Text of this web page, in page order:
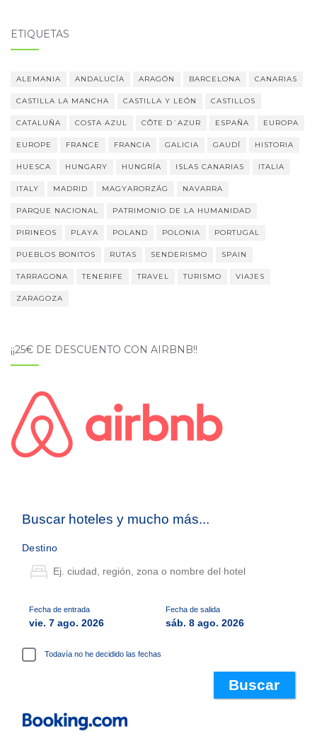
ETIQUETAS
ALEMANIA ANDALUCÍA ARAGÓN BARCELONA CANARIAS
CASTILLA LA MANCHA CASTILLA Y LEÓN CASTILLOS
CATALUÑA COSTA AZUL CÔTE D´AZUR ESPAÑA EUROPA
EUROPE FRANCE FRANCIA GALICIA GAUDÍ HISTORIA
HUESCA HUNGARY HUNGRÍA ISLAS CANARIAS ITALIA
ITALY MADRID MAGYARORZÁG NAVARRA
PARQUE NACIONAL PATRIMONIO DE LA HUMANIDAD
PIRINEOS PLAYA POLAND POLONIA PORTUGAL
PUEBLOS BONITOS RUTAS SENDERISMO SPAIN
TARRAGONA TENERIFE TRAVEL TURISMO VIAJES
ZARAGOZA
¡¡25€ DE DESCUENTO CON AIRBNB!!
Buscar hoteles y mucho más...
Destino
Fecha de entrada
vie. 7 ago. 2026
Fecha de salida
sáb. 8 ago. 2026
Todavía no he decidido las fechas